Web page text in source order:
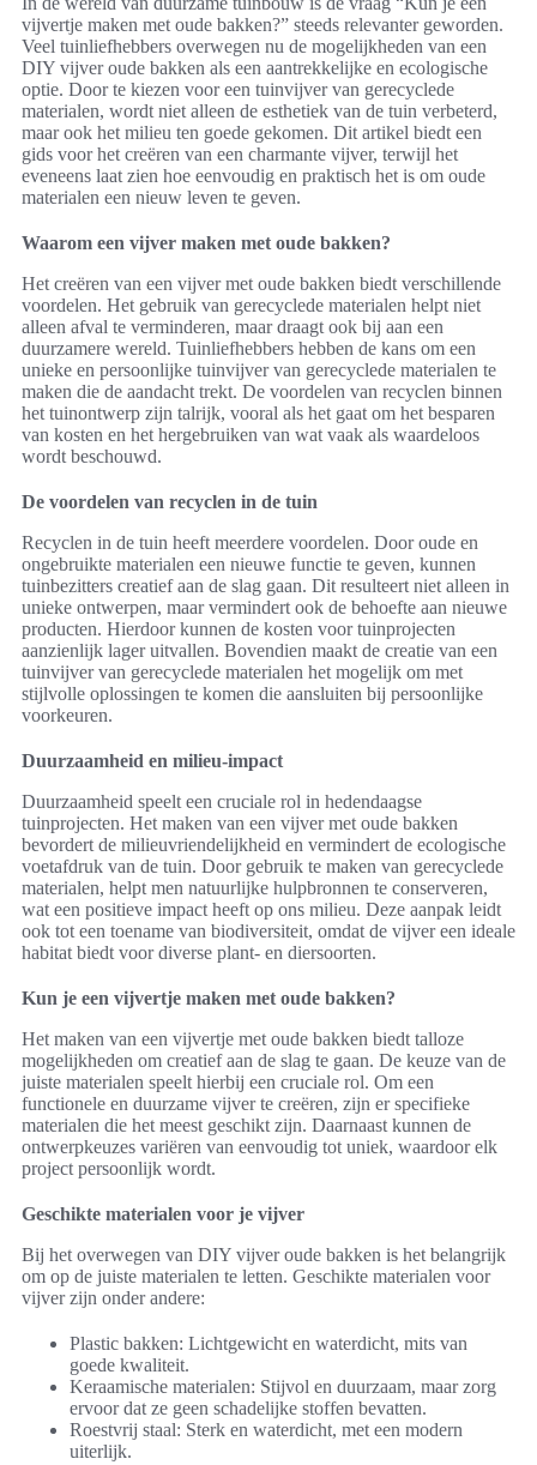
vijvertje maken met oude bakken?” steeds relevanter geworden.
Veel tuinliefhebbers overwegen nu de mogelijkheden van een
DIY vijver oude bakken als een aantrekkelijke en ecologische
optie. Door te kiezen voor een tuinvijver van gerecyclede
materialen, wordt niet alleen de esthetiek van de tuin verbeterd,
maar ook het milieu ten goede gekomen. Dit artikel biedt een
gids voor het creëren van een charmante vijver, terwijl het
eveneens laat zien hoe eenvoudig en praktisch het is om oude
materialen een nieuw leven te geven.
Waarom een vijver maken met oude bakken?
Het creëren van een vijver met oude bakken biedt verschillende
voordelen. Het gebruik van gerecyclede materialen helpt niet
alleen afval te verminderen, maar draagt ook bij aan een
duurzamere wereld. Tuinliefhebbers hebben de kans om een
unieke en persoonlijke tuinvijver van gerecyclede materialen te
maken die de aandacht trekt. De voordelen van recyclen binnen
het tuinontwerp zijn talrijk, vooral als het gaat om het besparen
van kosten en het hergebruiken van wat vaak als waardeloos
wordt beschouwd.
De voordelen van recyclen in de tuin
Recyclen in de tuin heeft meerdere voordelen. Door oude en
ongebruikte materialen een nieuwe functie te geven, kunnen
tuinbezitters creatief aan de slag gaan. Dit resulteert niet alleen in
unieke ontwerpen, maar vermindert ook de behoefte aan nieuwe
producten. Hierdoor kunnen de kosten voor tuinprojecten
aanzienlijk lager uitvallen. Bovendien maakt de creatie van een
tuinvijver van gerecyclede materialen het mogelijk om met
stijlvolle oplossingen te komen die aansluiten bij persoonlijke
voorkeuren.
Duurzaamheid en milieu-impact
Duurzaamheid speelt een cruciale rol in hedendaagse
tuinprojecten. Het maken van een vijver met oude bakken
bevordert de milieuvriendelijkheid en vermindert de ecologische
voetafdruk van de tuin. Door gebruik te maken van gerecyclede
materialen, helpt men natuurlijke hulpbronnen te conserveren,
wat een positieve impact heeft op ons milieu. Deze aanpak leidt
ook tot een toename van biodiversiteit, omdat de vijver een ideale
habitat biedt voor diverse plant- en diersoorten.
Kun je een vijvertje maken met oude bakken?
Het maken van een vijvertje met oude bakken biedt talloze
mogelijkheden om creatief aan de slag te gaan. De keuze van de
juiste materialen speelt hierbij een cruciale rol. Om een
functionele en duurzame vijver te creëren, zijn er specifieke
materialen die het meest geschikt zijn. Daarnaast kunnen de
ontwerpkeuzes variëren van eenvoudig tot uniek, waardoor elk
project persoonlijk wordt.
Geschikte materialen voor je vijver
Bij het overwegen van DIY vijver oude bakken is het belangrijk
om op de juiste materialen te letten. Geschikte materialen voor
vijver zijn onder andere:
Plastic bakken: Lichtgewicht en waterdicht, mits van
goede kwaliteit.
Keraamische materialen: Stijvol en duurzaam, maar zorg
ervoor dat ze geen schadelijke stoffen bevatten.
Roestvrij staal: Sterk en waterdicht, met een modern
uiterlijk.